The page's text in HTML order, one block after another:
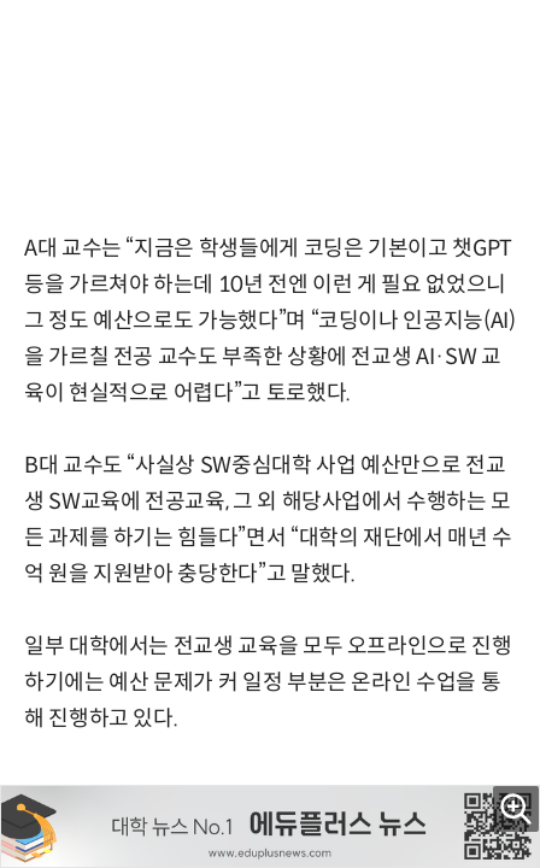
A대 교수는 “지금은 학생들에게 코딩은 기본이고 챗GPT
등을 가르쳐야 하는데 10년 전엔 이런 게 필요 없었으니
그 정도 예산으로도 가능했다”며 “코딩이나 인공지능(AI)
을 가르칠 전공 교수도 부족한 상황에 전교생 AI·SW 교
육이 현실적으로 어렵다”고 토로했다.
B대 교수도 “사실상 SW중심대학 사업 예산만으로 전교
생 SW교육에 전공교육, 그 외 해당사업에서 수행하는 모
든 과제를 하기는 힘들다”면서 “대학의 재단에서 매년 수
억 원을 지원받아 충당한다”고 말했다.
일부 대학에서는 전교생 교육을 모두 오프라인으로 진행
하기에는 예산 문제가 커 일정 부분은 온라인 수업을 통
해 진행하고 있다.